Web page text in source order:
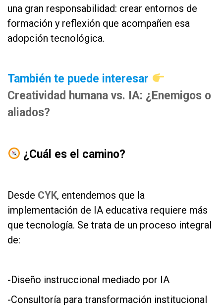
una gran responsabilidad: crear entornos de
formación y reflexión que acompañen esa
adopción tecnológica.
También te puede interesar
Creatividad humana vs. IA: ¿Enemigos o
aliados?
¿Cuál es el camino?
Desde CYK, entendemos que la
implementación de IA educativa requiere más
que tecnología. Se trata de un proceso integral
de:
-Diseño instruccional mediado por IA
-Consultoría para transformación institucional